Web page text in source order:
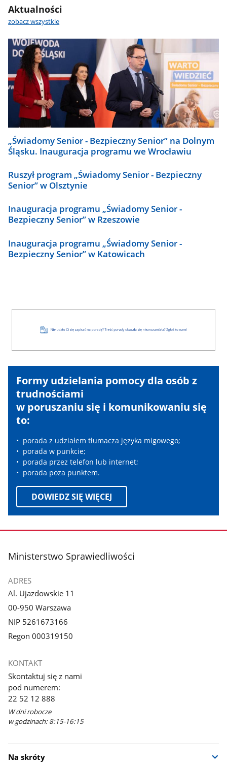
Aktualności
zobacz wszystkie
„Świadomy Senior - Bezpieczny Senior” na Dolnym
Śląsku. Inauguracja programu we Wrocławiu
Ruszył program „Świadomy Senior - Bezpieczny
Senior” w Olsztynie
Inauguracja programu „Świadomy Senior -
Bezpieczny Senior” w Rzeszowie
Inauguracja programu „Świadomy Senior -
Bezpieczny Senior” w Katowicach
Formy udzielania pomocy dla osób z
trudnościami
w poruszaniu się i komunikowaniu się
to:
porada z udziałem tłumacza języka migowego;
porada w punkcie;
porada przez telefon lub internet;
porada poza punktem.
DOWIEDZ SIĘ WIĘCEJ
stopka
Ministerstwo Sprawiedliwości
ADRES
Al. Ujazdowskie 11
00-950 Warszawa
NIP 5261673166
Regon 000319150
KONTAKT
Skontaktuj się z nami
pod numerem:
22 52 12 888
W dni robocze
w godzinach: 8:15-16:15
Na skróty